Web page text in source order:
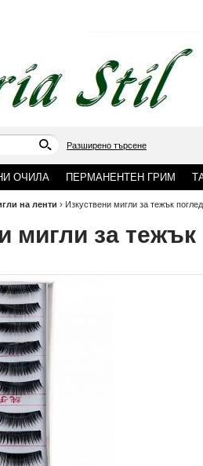
Разширено търсене
ОЧИЛА ПЕРМАНЕНТЕН ГРИМ
на ленти › Изкуствени мигли за тежък поглед
мигли за тежък